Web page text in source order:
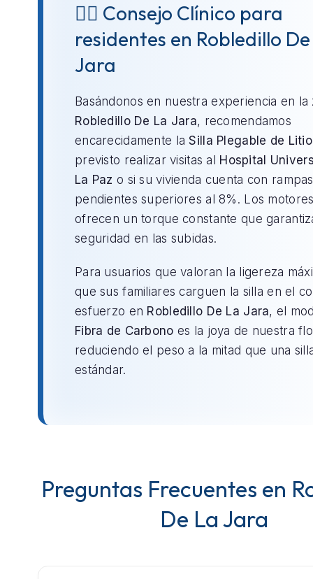
👨‍⚕️ Consejo Clínico para
residentes en Robledillo
Jara
Basándonos en nuestra experiencia en la
Robledillo De La Jara, recomendamos
encarecidamente laSilla Plegable de Litio
previsto realizar visitas al Hospital
La Paz o si su vivienda cuenta con
pendientes superiores al 8%. Los
ofrecen un torque constante que
seguridad en las subidas.
Para usuarios que valoran la ligereza
que sus familiares carguen la silla en el
esfuerzo en Robledillo De La Jara, el
Fibra de Carbono es la joya de nuestra
reduciendo el peso a la mitad que una
estándar.
Preguntas Frecuentes en
De La Jara